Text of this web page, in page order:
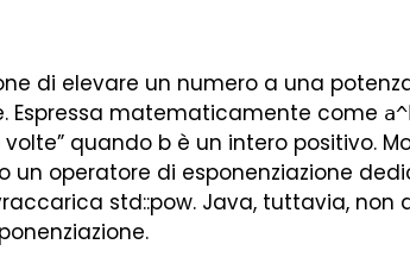
di elevare un numero a una
matematicamente come
quando b è un intero positivo.
un operatore di esponenziazione
std::pow. Java, tuttavia, non